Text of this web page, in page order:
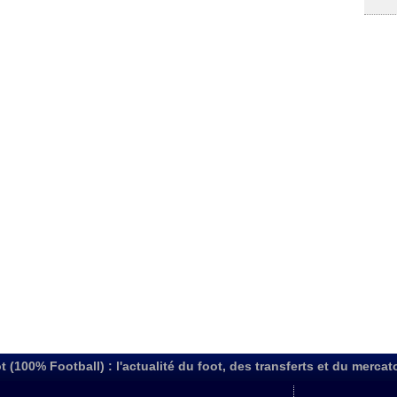
(100% Football) : l'actualité du foot, des transferts et du